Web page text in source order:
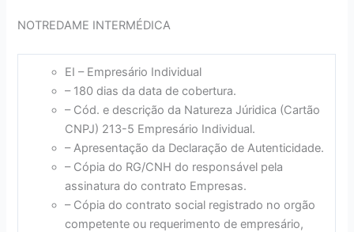
NOTREDAME INTERMÉDICA
EI – Empresário Individual
– 180 dias da data de cobertura.
– Cód. e descrição da Natureza Júridica (Cartão
CNPJ) 213-5 Empresário Individual.
– Apresentação da Declaração de Autenticidade.
– Cópia do RG/CNH do responsável pela
assinatura do contrato Empresas.
– Cópia do contrato social registrado no orgão
competente ou requerimento de empresário,